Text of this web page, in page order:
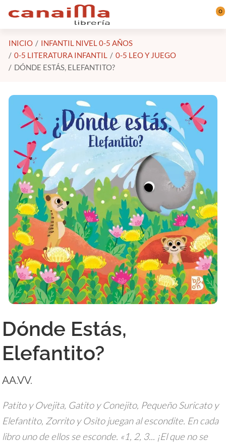
Saltar al contenido principal 0
INICIO
INFANTIL NIVEL 0-5 AÑOS
0-5 LITERATURA INFANTIL
0-5 LEO Y JUEGO
DÓNDE ESTÁS, ELEFANTITO?
Dónde Estás,
Elefantito?
AA.VV.
Patito y Ovejita, Gatito y Conejito, Pequeño Suricato y
Elefantito, Zorrito y Osito juegan al escondite. En cada
libro uno de ellos se esconde. «1, 2, 3... ¡El que no se